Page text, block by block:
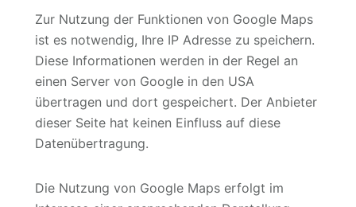
Zur Nutzung der Funktionen von Google Maps
ist es notwendig, Ihre IP Adresse zu speichern.
Diese Informationen werden in der Regel an
einen Server von Google in den USA
übertragen und dort gespeichert. Der Anbieter
dieser Seite hat keinen Einfluss auf diese
Datenübertragung.
Die Nutzung von Google Maps erfolgt im